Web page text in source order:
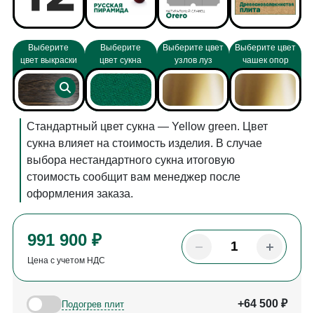
991 900 ₽
Цена с учетом НДС
Подогрев плит +64 500 ₽
Выберите
цвет выкраски
Выберите
цвет сукна
Выберите цвет
узлов луз
Выберите цвет
чашек опор
Стандартный цвет сукна — Yellow green. Цвет
сукна влияет на стоимость изделия. В случае
выбора нестандартного сукна итоговую
стоимость сообщит вам менеджер после
оформления заказа.